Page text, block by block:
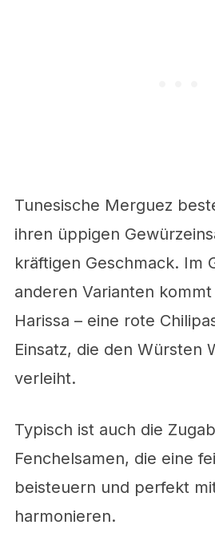
Tunesische Merguez
ihren üppigen
kräftigen Geschmack. Im
anderen Varianten
Harissa – eine rote
Einsatz, die den Würsten
verleiht.
Typisch ist auch die
Fenchelsamen, die eine
beisteuern und perfekt
harmonieren.